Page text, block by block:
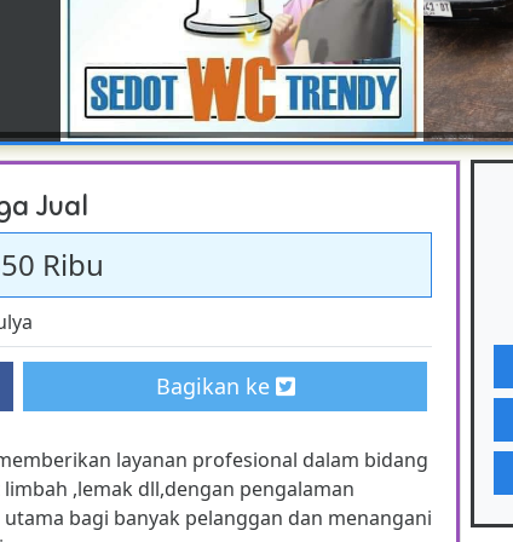
Jual
Ribu
Bagikan ke
layanan profesional dalam bidang
,lemak dll,dengan pengalaman
bagi banyak pelanggan dan menangani